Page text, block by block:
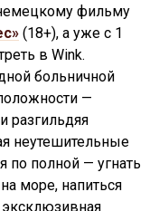
фильму
(18+), а уже с 1
в Wink.
больничной
—
разгильдяя
неутешительные
по полной — угнать
море, напиться